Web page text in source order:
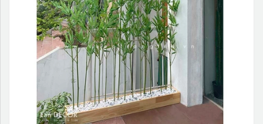
TƯỜNG CÂY GIẢ KHĂN TRẢI BÀN